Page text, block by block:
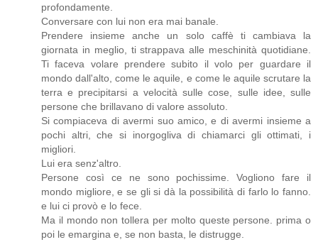
profondamente.
Conversare con lui non era mai banale.
Prendere insieme anche un solo caffè ti cambiava la
giornata in meglio, ti strappava alle meschinità quotidiane.
Ti faceva volare prendere subito il volo per guardare il
mondo dall'alto, come le aquile, e come le aquile scrutare la
terra e precipitarsi a velocità sulle cose, sulle idee, sulle
persone che brillavano di valore assoluto.
Si compiaceva di avermi suo amico, e di avermi insieme a
pochi altri, che si inorgogliva di chiamarci gli ottimati, i
migliori.
Lui era senz'altro.
Persone così ce ne sono pochissime. Vogliono fare il
mondo migliore, e se gli si dà la possibilità di farlo lo fanno.
e lui ci provò e lo fece.
Ma il mondo non tollera per molto queste persone. prima o
poi le emargina e, se non basta, le distrugge.